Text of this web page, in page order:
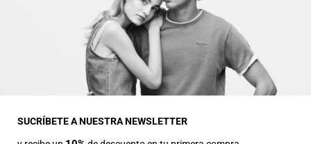
INFORMACIÓN GENERAL
22330 Ainsa (Huesca)
SUCRÍBETE A NUESTRA NEWSLETTER